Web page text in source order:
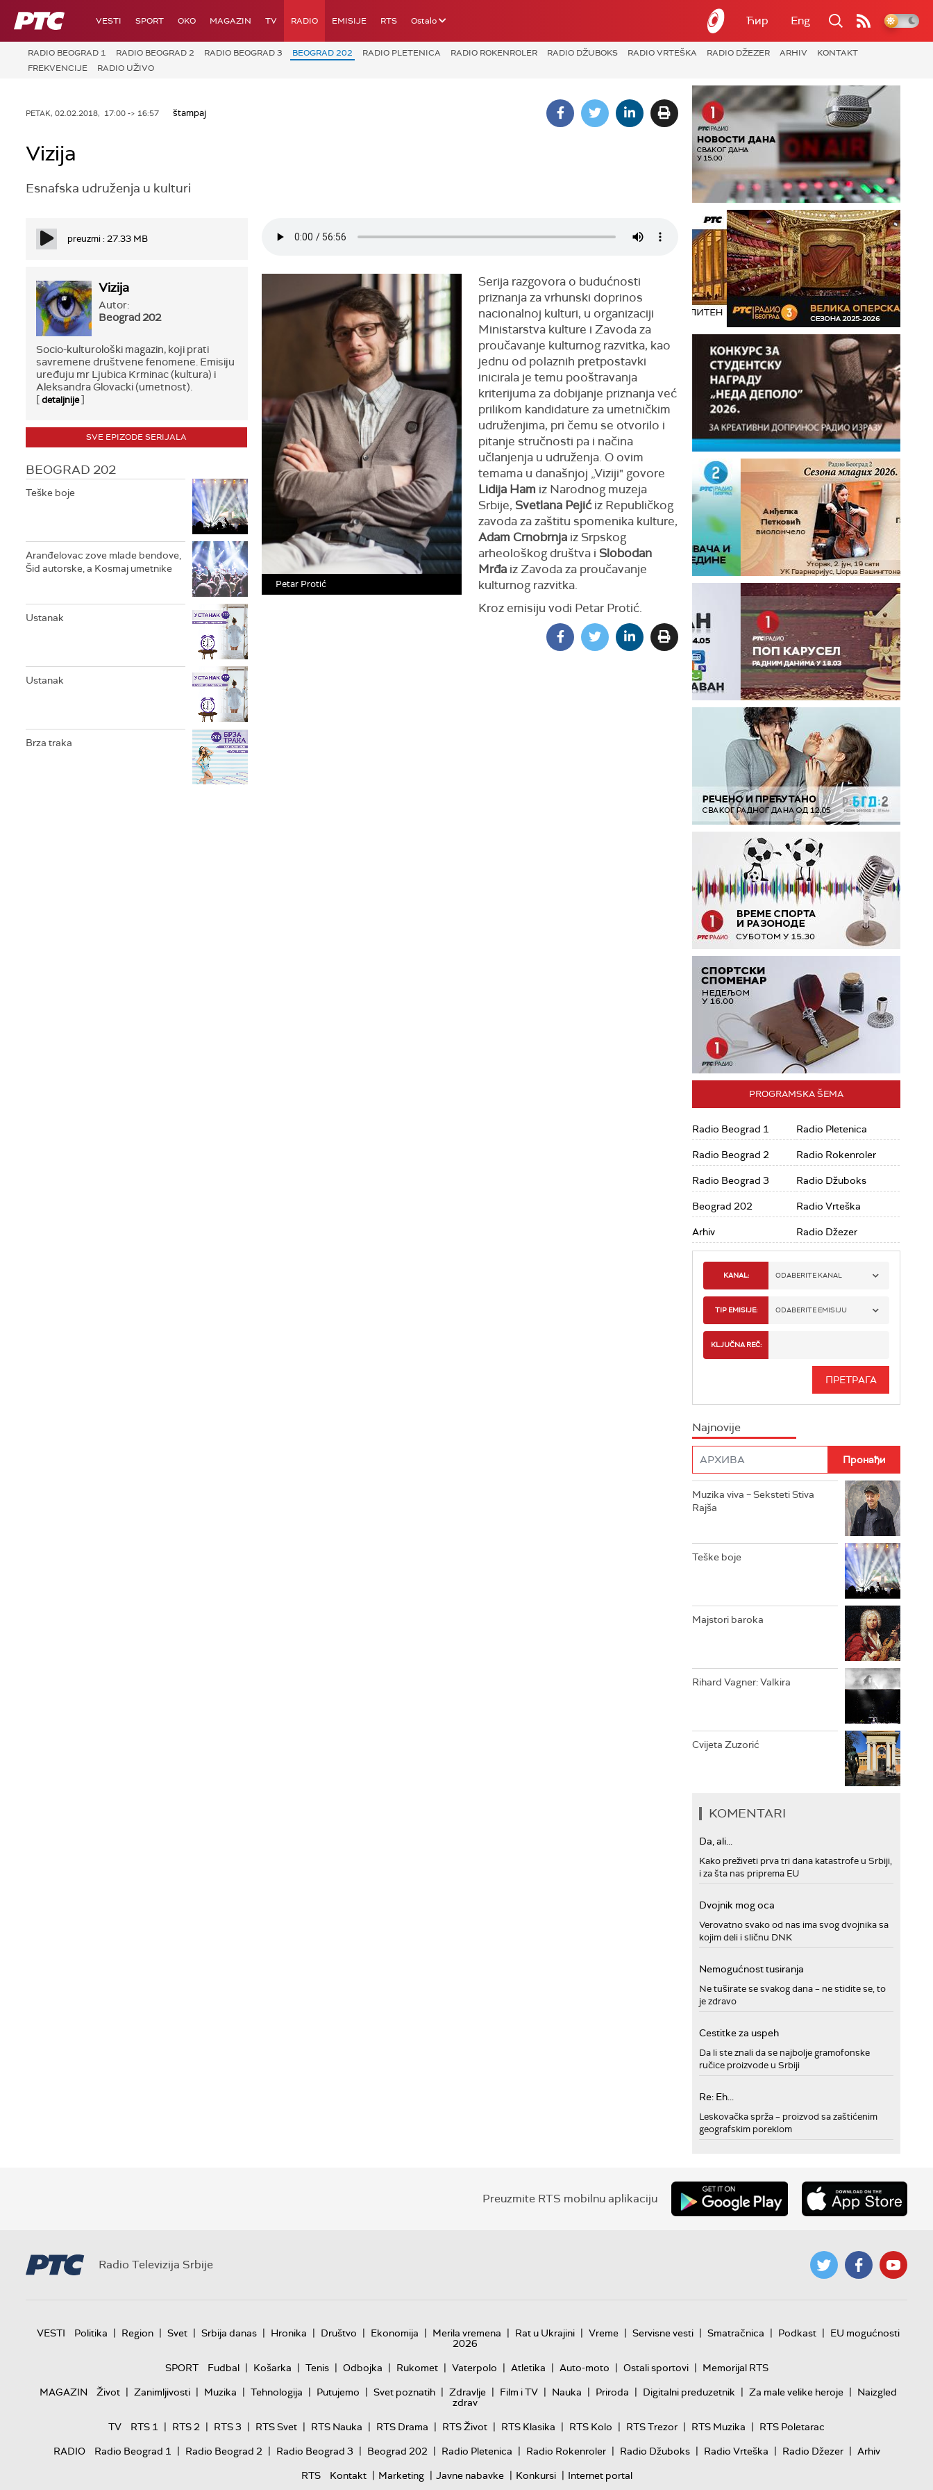
RTS VESTI SPORT OKO MAGAZIN TV RADIO EMISIJE RTS Ostalo Ћир Eng
RADIO BEOGRAD 1 RADIO BEOGRAD 2 RADIO BEOGRAD 3 BEOGRAD 202 RADIO PLETENICA RADIO ROKENROLER RADIO DŽUBOKS RADIO VRTEŠKA RADIO DŽEZER ARHIV
KONTAKT
FREKVENCIJE
RADIO UŽIVO
PETAK, 02.02.2018, 17:00 -> 16:57 štampaj
Vizija
Esnafska udruženja u kulturi
preuzmi : 27.33 MB
Vizija
Autor:
Beograd 202
Socio-kulturološki magazin, koji prati
savremene društvene fenomene. Emisiju
uređuju mr Ljubica Krminac (kultura) i
Aleksandra Glovacki (umetnost).
[detaljnije]
SVE EPIZODE SERIJALA
BEOGRAD 202
Teške boje
Aranđelovac zove mlade bendove,
Šid autorske, a Kosmaj umetnike
Ustanak
Ustanak
Brza traka
Petar Protić
Serija razgovora o budućnosti
priznanja za vrhunski doprinos
nacionalnoj kulturi, u organizaciji
Ministarstva kulture i Zavoda za
proučavanje kulturnog razvitka, kao
jednu od polaznih pretpostavki
inicirala je temu pooštravanja
kriterijuma za dobijanje priznanja već
prilikom kandidature za umetničkim
udruženjima, pri čemu se otvorilo i
pitanje stručnosti pa i načina
učlanjenja u udruženja. O ovim
temama u današnjoj „Viziji" govore
Lidija Ham iz Narodnog muzeja
Srbije, Svetlana Pejić iz Republičkog
zavoda za zaštitu spomenika kulture,
Adam Crnobrnja iz Srpskog
arheološkog društva i Slobodan
Mrđa iz Zavoda za proučavanje
kulturnog razvitka.
Kroz emisiju vodi Petar Protić.
PROGRAMSKA ŠEMA
Radio Beograd 1
Radio Beograd 2
Radio Beograd 3
Beograd 202
Arhiv
Radio Pletenica
Radio Rokenroler
Radio Džuboks
Radio Vrteška
Radio Džezer
KANAL: ODABERITE KANAL
RADIO BEOGRAD 1
RADIO BEOGRAD 3
RADIO ROKENROLER
RADIO DŽUBOKS
RADIO VRTEŠKA
RADIO DŽEZER
TIP EMISIJE: ODABERITE EMISIJU
INFO
KLJUČNA REČ:
Najnovije
Muzika viva – Seksteti Stiva
Rajša
Teške boje
Majstori baroka
Rihard Vagner: Valkira
Cvijeta Zuzorić
KOMENTARI
Da, ali...
Kako preživeti prva tri dana katastrofe u Srbiji,
i za šta nas priprema EU
Dvojnik mog oca
Verovatno svako od nas ima svog dvojnika sa
kojim deli i sličnu DNK
Nemogućnost tusiranja
Ne tuširate se svakog dana – ne stidite se, to
je zdravo
Cestitke za uspeh
Da li ste znali da se najbolje gramofonske
ručice proizvode u Srbiji
Re: Eh...
Leskovačka sprža – proizvod sa zaštićenim
geografskim poreklom
Preuzmite RTS mobilnu aplikaciju
Radio Televizija Srbije
VESTI Politika | Region | Svet | Srbija danas | Hronika | Društvo | Ekonomija | Merila vremena | Rat u Ukrajini | Vreme | Servisne vesti | Smatračnica | Podkast | EU mogućnosti
2026
SPORT
Fudbal | Košarka | Tenis | Odbojka | Rukomet | Vaterpolo | Atletika | Auto-moto | Ostali sportovi | Memorijal RTS
MAGAZIN
Život | Zanimljivosti | Muzika | Tehnologija | Putujemo | Svet poznatih | Zdravlje | Film i TV | Nauka | Priroda | Digitalni preduzetnik | Za male velike heroje | Naizgled
zdrav
TV
RTS 1 | RTS 2 | RTS 3 | RTS Svet | RTS Nauka | RTS Drama | RTS Život | RTS Klasika | RTS Kolo | RTS Trezor | RTS Muzika | RTS Poletarac
RADIO
Radio Beograd 1 | Radio Beograd 2 | Radio Beograd 3 | Beograd 202 | Radio Pletenica | Radio Rokenroler | Radio Džuboks | Radio Vrteška | Radio Džezer | Arhiv
RTS
Kontakt | Marketing | Javne nabavke | Konkursi | Internet portal